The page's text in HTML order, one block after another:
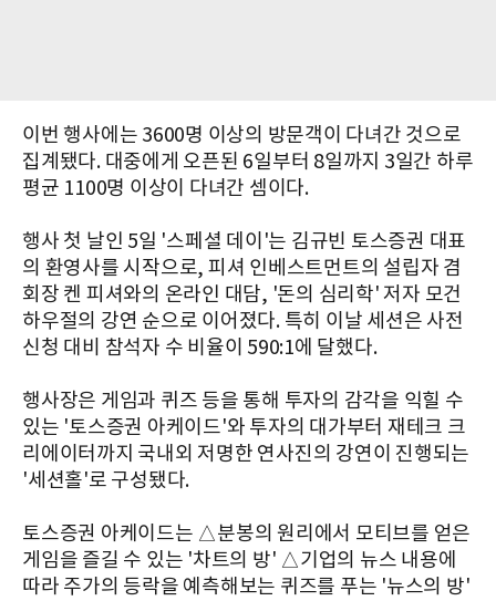
이번 행사에는 3600명 이상의 방문객이 다녀간 것으로
집계됐다. 대중에게 오픈된 6일부터 8일까지 3일간 하루
평균 1100명 이상이 다녀간 셈이다.
행사 첫 날인 5일 '스페셜 데이'는 김규빈 토스증권 대표
의 환영사를 시작으로, 피셔 인베스트먼트의 설립자 겸
회장 켄 피셔와의 온라인 대담, '돈의 심리학' 저자 모건
하우절의 강연 순으로 이어졌다. 특히 이날 세션은 사전
신청 대비 참석자 수 비율이 590:1에 달했다.
행사장은 게임과 퀴즈 등을 통해 투자의 감각을 익힐 수
있는 '토스증권 아케이드'와 투자의 대가부터 재테크 크
리에이터까지 국내외 저명한 연사진의 강연이 진행되는
'세션홀'로 구성됐다.
토스증권 아케이드는 △분봉의 원리에서 모티브를 얻은
게임을 즐길 수 있는 '차트의 방' △기업의 뉴스 내용에
따라 주가의 등락을 예측해보는 퀴즈를 푸는 '뉴스의 방'